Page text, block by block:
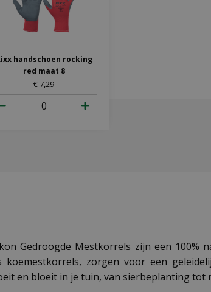
handschoen rocking
red maat 8
€ 7,29
Gedroogde Mestkorrels zijn een
zorgen voor een
en bloeit in je tuin, van sierbeplanting tot